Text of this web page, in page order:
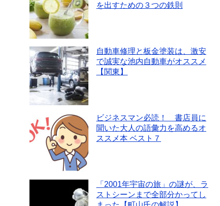
を出すための３つの鉄則
自動車修理と板金塗装は、激安
で誠実な池内自動車がオススメ
【関東】
ビジネスマン必読！ 書店員に
聞いた大人の語彙力を高めるオ
ススメ本 ベスト７
「2001年宇宙の旅」の謎が、ラ
ストシーンまで全部分かってし